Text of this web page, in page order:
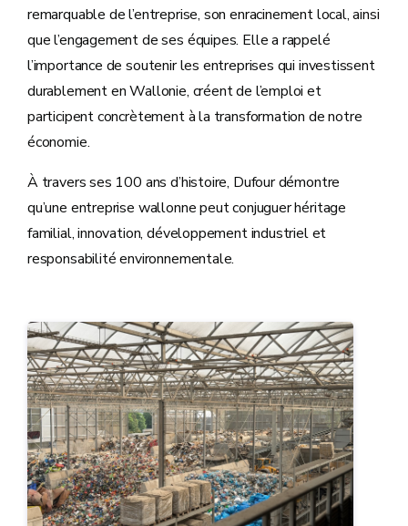
remarquable de l’entreprise, son enracinement local, ainsi
que l’engagement de ses équipes. Elle a rappelé
l’importance de soutenir les entreprises qui investissent
durablement en Wallonie, créent de l’emploi et
participent concrètement à la transformation de notre
économie.
À travers ses 100 ans d’histoire, Dufour démontre
qu’une entreprise wallonne peut conjuguer héritage
familial, innovation, développement industriel et
responsabilité environnementale.